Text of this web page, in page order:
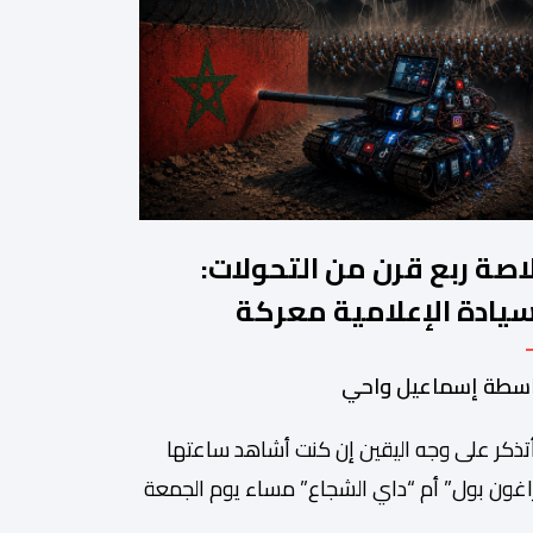
ربع قرن من التحولات:
الإعلامية معركة
القادمة
إسماعيل واحي
على وجه اليقين إن كنت أشاهد ساعتها
بول” أم “داي الشجاع” مساء يوم الجمعة